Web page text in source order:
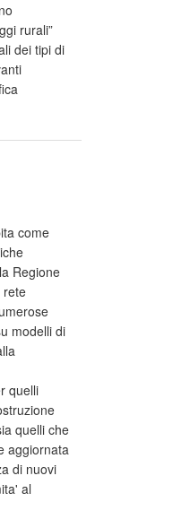
rurali”
dei tipi di
come
Regione
rete
modelli di
quelli
quelli che
aggiornata
di nuovi
al